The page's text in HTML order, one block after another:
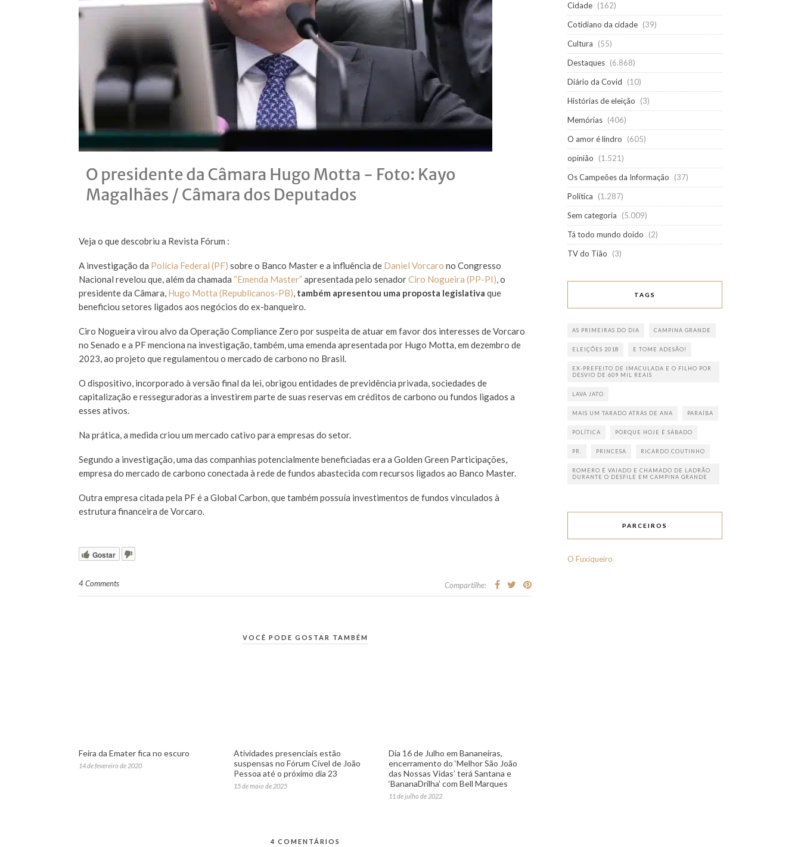
Veja o que descobriu a Revista Fórum :
A investigação da Polícia Federal (PF) sobre o Banco Master e a influência de Daniel Vorcaro no Congresso
Nacional revelou que, além da chamada “Emenda Master”apresentada pelo senadorCiro Nogueira (PP-PI), o
presidente da Câmara, Hugo Motta (Republicanos-PB), também apresentou uma proposta legislativa que
beneficiou setores ligados aos negócios do ex-banqueiro.
Ciro Nogueira virou alvo da Operação Compliance Zero por suspeita de atuar em favor dos interesses de Vorcaro
no Senado e a PF menciona na investigação, também, uma emenda apresentada por Hugo Motta, em dezembro de
2023, ao projeto que regulamentou o mercado de carbono no Brasil.
O dispositivo, incorporado à versão final da lei, obrigou entidades de previdência privada, sociedades de
capitalização e resseguradoras a investirem parte de suas reservas em créditos de carbono ou fundos ligados a
esses ativos.
Na prática, a medida criou um mercado cativo para empresas do setor.
Segundo a investigação, uma das companhias potencialmente beneficiadas era a Golden Green Participações,
empresa do mercado de carbono conectada à rede de fundos abastecida com recursos ligados ao Banco Master.
Outra empresa citada pela PF é a Global Carbon, que também possuía investimentos de fundos vinculados à
estrutura financeira de Vorcaro.
Gostar
4 Comments Compartilhe:
VOCÊ PODE GOSTAR TAMBÉM
Feira da Emater fica no escuro
14 de fevereiro de 2020
Atividades presenciais estão
suspensas no Fórum Cível de João
Pessoa até o próximo dia 23
15 de maio de 2025
Dia 16 de Julho em Bananeiras,
encerramento do ‘Melhor São João
das Nossas Vidas’ terá Santana e
‘BananaDrilha’ com Bell Marques
11 de julho de 2022
4 COMENTÁRIOS
Cidade (162)
Cotidiano da cidade (39)
Cultura
(55)
Destaques (6.868)
Diário da Covid
(10)
Histórias de eleição
(3)
Memórias (406)
O amor é lindro
(605)
opinião
(1.521)
Os Campeões da Informação
(37)
Política
(1.287)
Sem categoria
(5.009)
Tá todo mundo doido
(2)
TV do Tião
(3)
TAGS
AS PRIMEIRAS DO DIA CAMPINA GRANDE
ELEIÇÕES 2018 E TOME ADESÃO!
EX-PREFEITO DE IMACULADA E O FILHO POR
DESVIO DE 609 MIL REAIS
LAVA JATO
MAIS UM TARADO ATRÁS DE ANA PARAÍBA
POLÍTICA PORQUE HOJE É SÁBADO
PR. PRINCESA RICARDO COUTINHO
ROMERO É VAIADO E CHAMADO DE LADRÃO
DURANTE O DESFILE EM CAMPINA GRANDE
PARCEIROS
O Fuxiqueiro